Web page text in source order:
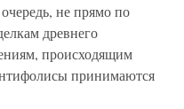
не прямо по
древнего
происходящим
принимаются